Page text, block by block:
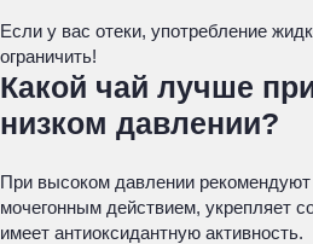
Если у вас отеки, употребление
ограничить!
Какой чай лучше
низком давлении?
При высоком давлении
мочегонным действием, укрепляет
имеет антиоксидантную активность.